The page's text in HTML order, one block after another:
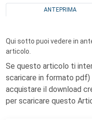
ANTEPRIMA
Qui sotto puoi vedere in
articolo.
Se questo articolo ti
scaricare in formato pdf)
acquistare il download
per scaricare questo